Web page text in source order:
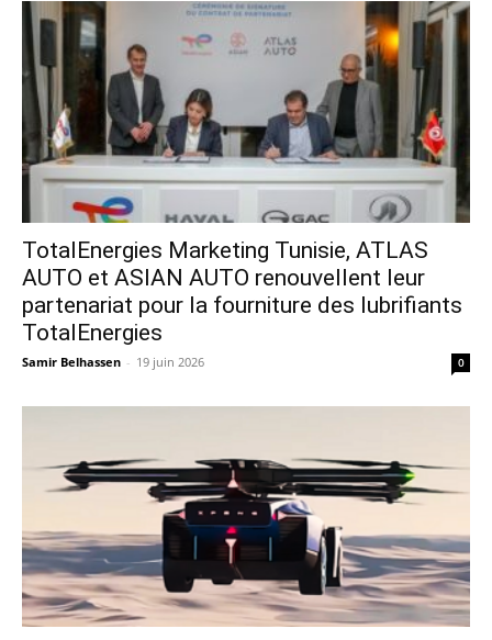
TotalEnergies Marketing Tunisie, ATLAS
AUTO et ASIAN AUTO renouvellent leur
partenariat pour la fourniture des lubrifiants
TotalEnergies
Samir Belhassen - 19 juin 2026 0